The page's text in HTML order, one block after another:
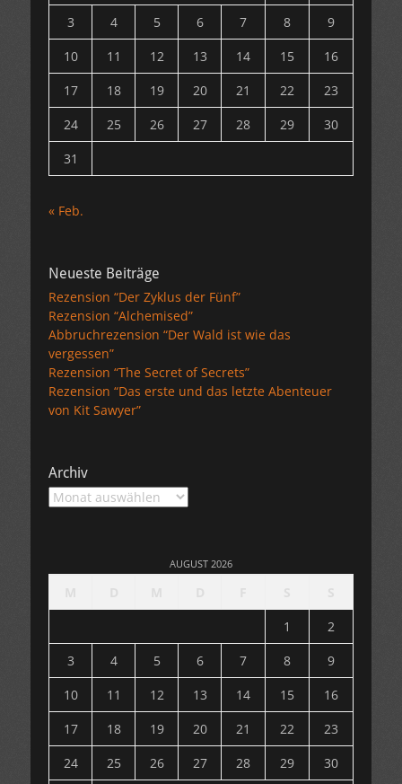
3
4 5 6 7 8
9
10
11 12 13 14 15
16
17
18 19 20 21 22
23
24
25 26 27 28 29
30
31
« Feb.
Neueste Beiträge
Rezension “Der Zyklus der Fünf”
Rezension “Alchemised”
Abbruchrezension “Der Wald ist wie das
vergessen”
Rezension “The Secret of Secrets”
Rezension “Das erste und das letzte Abenteuer
von Kit Sawyer”
Archiv
Archiv
AUGUST 2026
1
2
3
4 5 6 7 8
9
10
11 12 13 14 15
16
17
18 19 20 21 22
23
24
25 26 27 28 29 30